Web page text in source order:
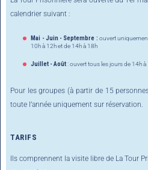
calendrier suivant :
Mai - Juin - Septembre : ouvert
10h à 12h et de 14h à 18h
Juillet - Août: ouvert tous les jours de 14h à
Pour les groupes (à partir de 15
toute l’année uniquement sur réservation.
TARIFS
Ils comprennent la visite libre de La Tour